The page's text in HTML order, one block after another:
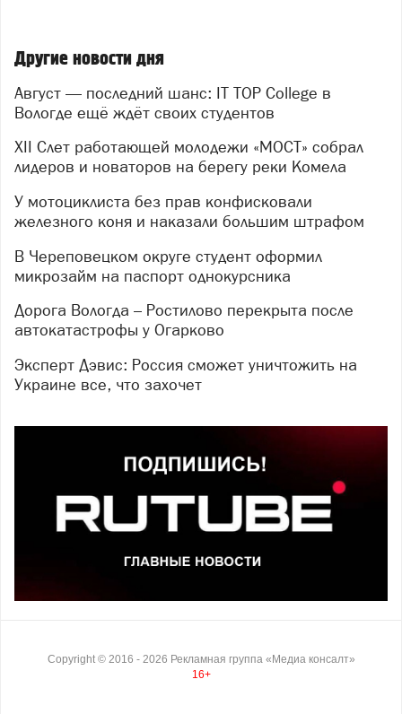
Другие новости дня
Август — последний шанс: IT TOP College в
Вологде ещё ждёт своих студентов
XII Слет работающей молодежи «МОСТ» собрал
лидеров и новаторов на берегу реки Комела
У мотоциклиста без прав конфисковали
железного коня и наказали большим штрафом
В Череповецком округе студент оформил
микрозайм на паспорт однокурсника
Дорога Вологда – Ростилово перекрыта после
автокатастрофы у Огарково
Эксперт Дэвис: Россия сможет уничтожить на
Украине все, что захочет
Copyright © 2016 - 2026 Рекламная группа «Медиа консалт»
16+